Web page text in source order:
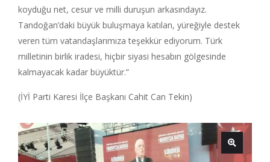
koyduğu net, cesur ve milli duruşun arkasındayız.
Tandoğan’daki büyük buluşmaya katılan, yüreğiyle destek
veren tüm vatandaşlarımıza teşekkür ediyorum. Türk
milletinin birlik iradesi, hiçbir siyasi hesabın gölgesinde
kalmayacak kadar büyüktür.”
(İYİ Parti Karesi İlçe Başkanı Cahit Can Tekin)